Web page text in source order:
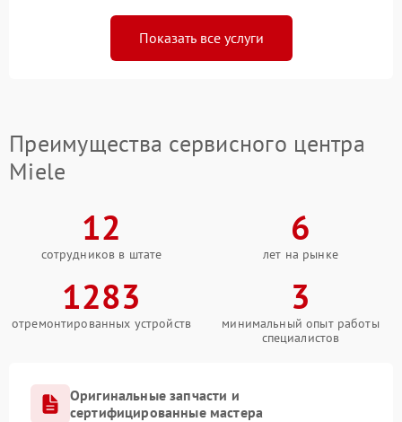
Показать все услуги
Преимущества сервисного центра
Miele
12
сотрудников в штате
6
лет на рынке
1283
отремонтированных устройств
3
минимальный опыт работы
специалистов
Оригинальные запчасти и
сертифицированные мастера